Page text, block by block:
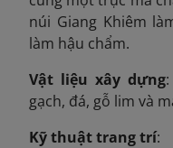
núi Giang Khiêm
làm hậu chẩm.
Vật liệu xây dựng
gạch, đá, gỗ lim và
Kỹ thuật trang trí: